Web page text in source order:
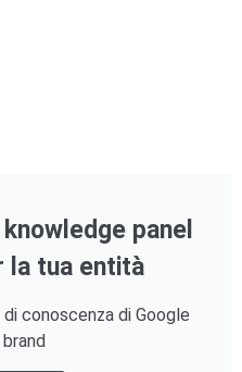
panel
la tua entità
conoscenza di Google